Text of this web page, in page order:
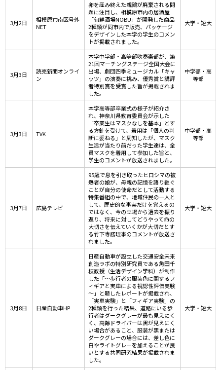
3月2日
相模原市南区号外
NET
卵を産み終えた親鶏が廃棄される問
題に注目し、相模原市内の居酒屋
「旬鮮酒場NOBU」が開発した商品
2種類が同市内で販売、パッケージ
をデザインした本学の学生のコメン
トが掲載されました。
大学・短大
3月3日
読売新聞オンライ
ン
本学中学部・高等部吹奏楽部が、第
21回マーチングステージ全国大会に
出場、劇団四季ミュージカル「キャ
ッツ」の演奏に挑み、優秀賞と講評
者特別賞を受賞した旨が掲載されま
した。
中学部・高
等部
3月3日 TVK
本学高等部卒業式の様子が紹介さ
れ、神奈川県教育委員会が示した
「卒業生はマスクなしを基本」とす
る方針を受けて、着用は「個人の判
断に委ねる」と周知したが、マスク
生活が当たり前だった学生達は、全
員マスクを着用して参加した旨と、
学生のコメントが放送されました。
中学部・高
等部
3月7日 広島テレビ
95歳で息を引き取ったヒロシマの被
爆者の娘が、母親の記憶を語り継ぐ
ことが自分の使命だとして活動する
特集番組の中で、地域住民の一人と
して、歴史的な事実だけを覚えるの
ではなく、今の立場から過去を振り
返り、将来に対してどうやって命の
大切さを伝えていくかが大切だとす
る竹下専務理事のコメントが放送さ
れました。
大学・短大
3月8日 日産自動車HP
日産自動車が設立した交通安全未来
創造ラボの特別研究員である角田千
枝教授（生活デザイン学科）が制作
した「～歩行者の服装色に関するフ
ィギアと実車による視認性評価実験
～」と題したレポートが掲載され、
「実車実験」と「フィギア実験」の
2種類を行った結果、道路にいる歩
行者はダークグレーが最も見えにく
く、高齢ドライバーは黒が見えにく
い場合があること、服装が黒または
ダークグレーの場合には、差し色に
白やライトグレーを加えることが良
いとする共同研究結果が掲載されま
した。
大学・短大